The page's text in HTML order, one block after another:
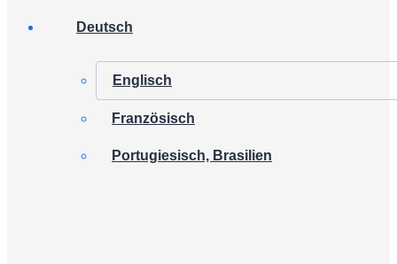
Deutsch
Englisch
Französisch
Portugiesisch, Brasilien